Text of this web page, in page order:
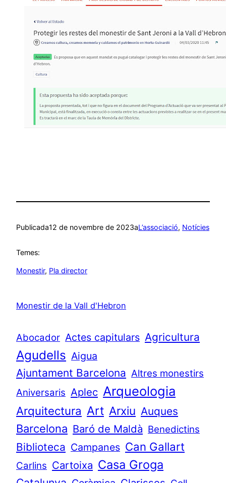
Publicada12 de novembre de 2023aL’associació, Notícies
Temes:
Monestir, Pla director
Monestir de la Vall d'Hebron
Abocador Actes capitulars Agricultura
Agudells Aigua
Ajuntament Barcelona Altres monestirs
Aniversaris Aplec Arqueologia
Arquitectura Art Arxiu Auques
Barcelona Baró de Maldà Benedictins
Biblioteca Campanes Can Gallart
Carlins Cartoixa Casa Groga